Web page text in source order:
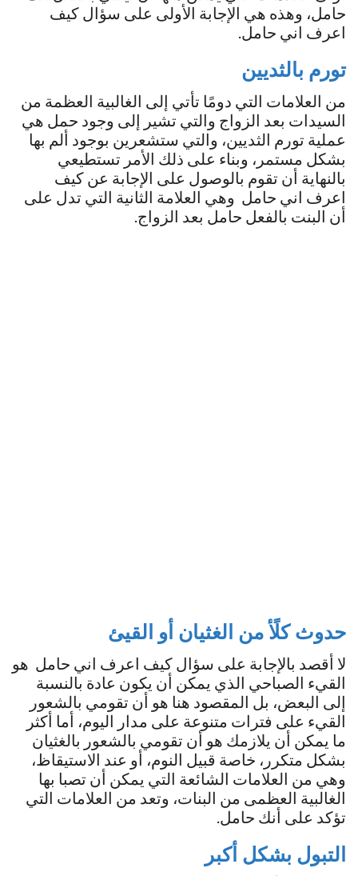
حامل، وهذه هي الإجابة الأولى على سؤال كيف
اعرف اني حامل.
تورم بالثديين
من العلامات التي دومًا تأتي إلى الغالبية العظمة من
السيدات بعد الزواج والتي تشير إلى وجود حمل هي
عملية تورم الثديين، والتي ستشعرين بوجود ألم بها
بشكل مستمر، وبناء على ذلك الأمر تستطيعي
بالنهاية أن تقوم بالوصول على الإجابة عن كيف
اعرف اني حامل وهي العلامة الثانية التي تدل على
أن البنت بالفعل حامل بعد الزواج.
حدوث كلًأ من الغثيان أو القيئ
لا أقصد بالإجابة على سؤال كيف اعرف اني حامل هو
القيء الصباحي الذي يمكن أن يكون عادة بالنسبة
إلى البعض، بل المقصود هنا هو أن تقومي بالشعور
القيء على فترات متنوعة على مدار اليوم، أما أكثر
ما يمكن أن يلازمك هو أن تقومي بالشعور بالغثيان
بشكل متكرر، خاصة قبيل النوم، أو عند الاستيقاظ،
وهي من العلامات الشائعة التي يمكن أن تصبا بها
الغالبية العظمى من البنات، وتعد من العلامات التي
تؤكد على أنك حامل.
التبول بشكل أكبر